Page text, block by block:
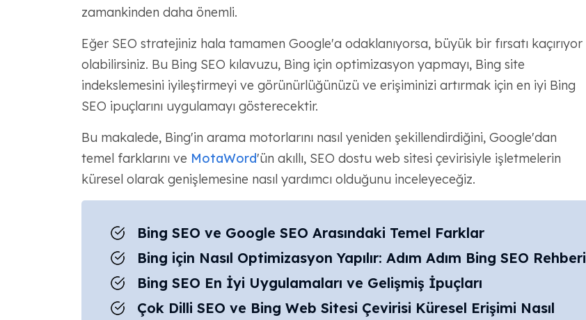
zamankinden daha önemli.
Eğer SEO stratejiniz hala tamamen Google'a odaklanıyorsa, büyük bir fırsatı kaçırıyor
olabilirsiniz. Bu Bing SEO kılavuzu, Bing için optimizasyon yapmayı, Bing site
indekslemesini iyileştirmeyi ve görünürlüğünüzü ve erişiminizi artırmak için en iyi Bing
SEO ipuçlarını uygulamayı gösterecektir.
Bu makalede, Bing'in arama motorlarını nasıl yeniden şekillendirdiğini, Google'dan
temel farklarını ve MotaWord'ün akıllı, SEO dostu web sitesi çevirisiyle işletmelerin
küresel olarak genişlemesine nasıl yardımcı olduğunu inceleyeceğiz.
Bing SEO ve Google SEO Arasındaki Temel Farklar
Bing için Nasıl Optimizasyon Yapılır: Adım Adım Bing SEO Rehberi
Bing SEO En İyi Uygulamaları ve Gelişmiş İpuçları
Çok Dilli SEO ve Bing Web Sitesi Çevirisi Küresel Erişimi Nasıl